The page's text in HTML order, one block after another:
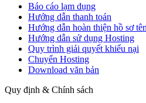
Báo cáo lạm dụng
Hướng dẫn thanh toán
Hướng dẫn hoàn thiện hồ sơ
Hướng dẫn sử dụng Hosting
Quy trình giải quyết khiếu nại
Chuyển Hosting
Download văn bản
Quy định & Chính sách